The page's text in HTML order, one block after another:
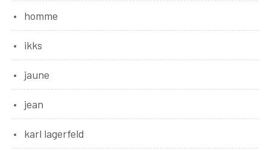
homme
ikks
jaune
jean
karl lagerfeld